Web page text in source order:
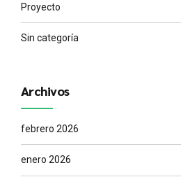
Proyecto
Sin categoría
Archivos
febrero 2026
enero 2026